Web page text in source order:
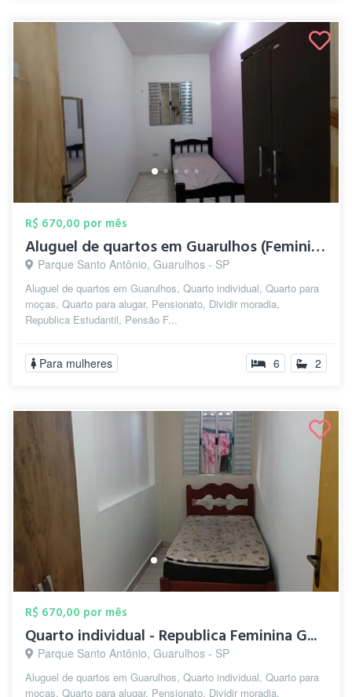
R$ 670,00 por mês
Aluguel de quartos em Guarulhos (Feminin...
Parque Santo Antônio, Guarulhos - SP
Aluguel de quartos em Guarulhos, Quarto individual, Quarto para
moças, Quarto para alugar, Pensionato, Dividir moradia,
Republica Estudantil, Pensão F...
Para mulheres 6 2
R$ 670,00 por mês
Quarto individual - Republica Feminina G...
Parque Santo Antônio, Guarulhos - SP
Aluguel de quartos em Guarulhos, Quarto individual, Quarto para
moças, Quarto para alugar, Pensionato, Dividir moradia,